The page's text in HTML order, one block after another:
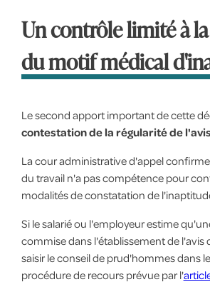
Un contrôle limité à
du motif médical
Le second apport important de cette
contestation de la régularité de
La cour administrative d'appel
du travail n'a pas compétence pour
modalités de constatation de
Si le salarié ou l'employeur estime
commise dans l'établissement de l'avis
saisir le conseil de prud'hommes dans
procédure de recours prévue par l'